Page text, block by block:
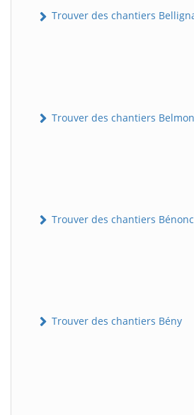
Trouver des chantiers
Trouver des chantiers
Trouver des chantiers
Trouver des chantiers Bény